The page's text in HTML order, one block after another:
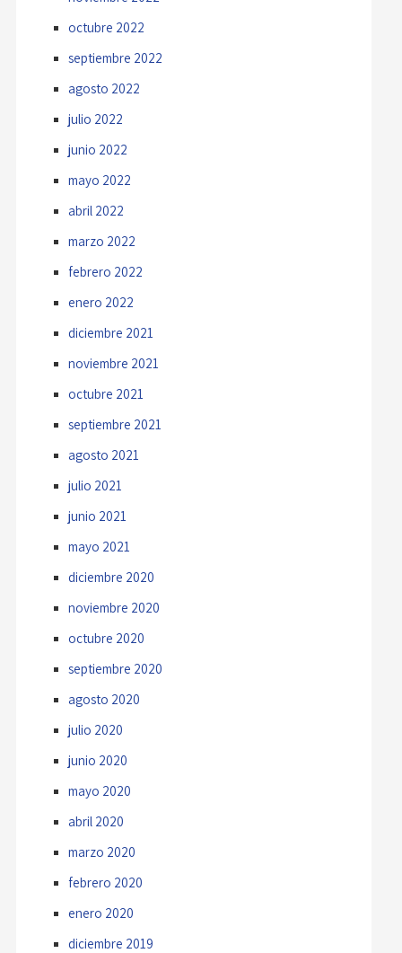
octubre 2022
septiembre 2022
agosto 2022
julio 2022
junio 2022
mayo 2022
abril 2022
marzo 2022
febrero 2022
enero 2022
diciembre 2021
noviembre 2021
octubre 2021
septiembre 2021
agosto 2021
julio 2021
junio 2021
mayo 2021
diciembre 2020
noviembre 2020
octubre 2020
septiembre 2020
agosto 2020
julio 2020
junio 2020
mayo 2020
abril 2020
marzo 2020
febrero 2020
enero 2020
diciembre 2019